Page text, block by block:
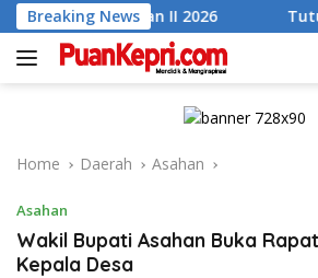
Skip
to
content
Breaking News
II 2026 Tutup Survei
Home Daerah Asahan
Asahan
Wakil Bupati Asahan Buka
Kepala Desa